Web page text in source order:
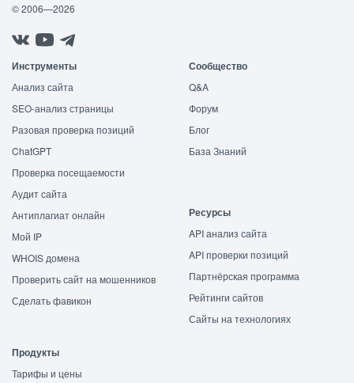
© 2006—2026
Инструменты
Анализ сайта
SEO-анализ страницы
Разовая проверка позиций
ChatGPT
Проверка посещаемости
Аудит сайта
Антиплагиат онлайн
Мой IP
WHOIS домена
Проверить сайт на мошенников
Сделать фавикон
Сообщество
Q&A
Форум
Блог
База Знаний
Ресурсы
API анализ сайта
API проверки позиций
Партнёрская программа
Рейтинги сайтов
Сайты на технологиях
Продукты
Тарифы и цены